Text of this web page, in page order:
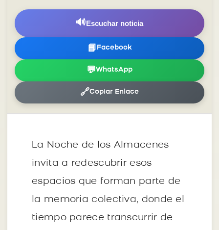
🔊Escuchar noticia
📘 Facebook
💬WhatsApp
🔗Copiar Enlace
La Noche de los Almacenes
invita a redescubrir esos
espacios que forman parte de
la memoria colectiva, donde el
tiempo parece transcurrir de